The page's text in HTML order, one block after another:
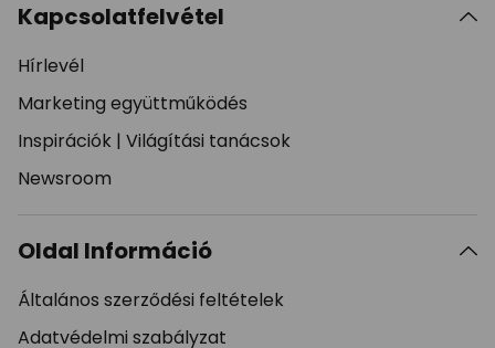
Kapcsolatfelvétel
Hírlevél
Marketing együttműködés
Inspirációk | Világítási tanácsok
Newsroom
Oldal Információ
Általános szerződési feltételek
Adatvédelmi szabályzat